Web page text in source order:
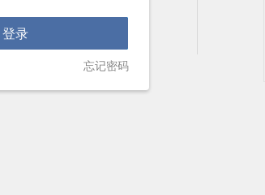
忘记密码